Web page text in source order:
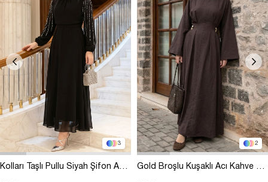
3
Kolları Taşlı Pullu Siyah Şifon Abiye
2
Gold Broşlu Kuşaklı Acı Kahve Modal Elbise